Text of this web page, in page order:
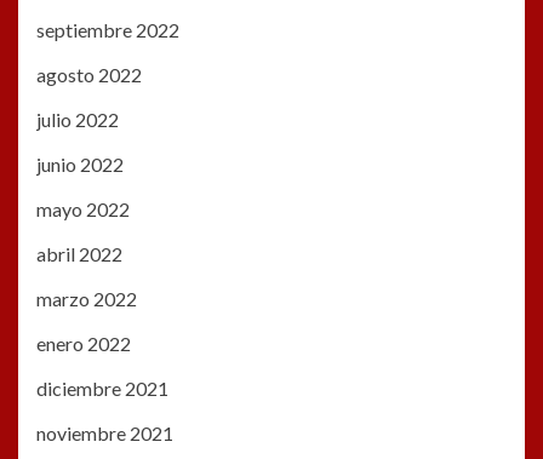
septiembre 2022
agosto 2022
julio 2022
junio 2022
mayo 2022
abril 2022
marzo 2022
enero 2022
diciembre 2021
noviembre 2021